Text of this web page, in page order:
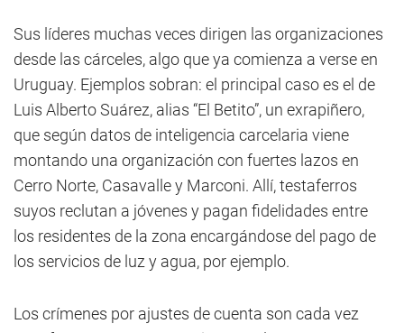
Sus líderes muchas veces dirigen las organizaciones
desde las cárceles, algo que ya comienza a verse en
Uruguay. Ejemplos sobran: el principal caso es el de
Luis Alberto Suárez, alias “El Betito”, un exrapiñero,
que según datos de inteligencia carcelaria viene
montando una organización con fuertes lazos en
Cerro Norte, Casavalle y Marconi. Allí, testaferros
suyos reclutan a jóvenes y pagan fidelidades entre
los residentes de la zona encargándose del pago de
los servicios de luz y agua, por ejemplo.
Los crímenes por ajustes de cuenta son cada vez